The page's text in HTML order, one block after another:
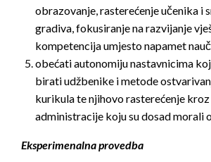
obrazovanje, rasterećenje učenika i
gradiva, fokusiranje na razvijanje
kompetencija umjesto napamet
obećati autonomiju nastavnicima
birati udžbenike i metode
kurikula te njihovo rasterećenje kroz
administracije koju su dosad morali
Eksperimenalna provedba